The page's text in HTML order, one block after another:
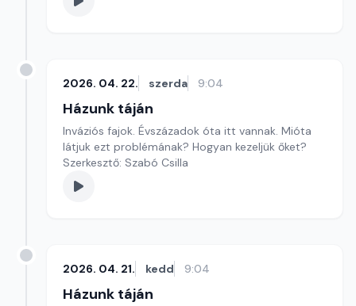
2026. 04. 22. szerda 9:04
Házunk táján
Inváziós fajok. Évszázadok óta itt vannak. Mióta
látjuk ezt problémának? Hogyan kezeljük őket?
Szerkesztő: Szabó Csilla
2026. 04. 21. kedd 9:04
Házunk táján